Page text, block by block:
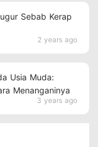
2 years ago
Sebab Kerap
3 years ago
Usia Muda:
Menanganinya